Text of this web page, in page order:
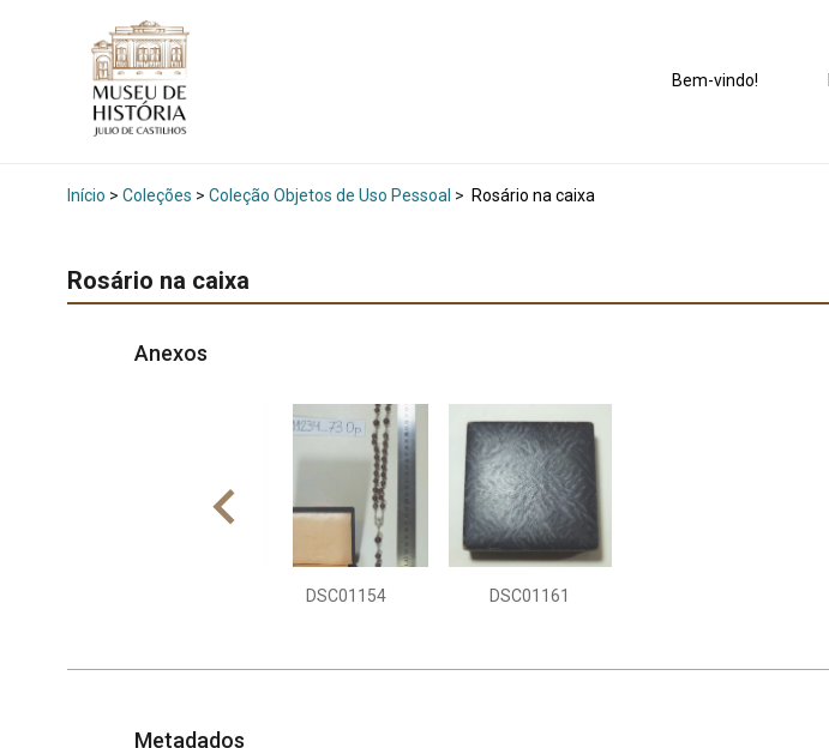
Bem-vindo!
Início > Coleções > Coleção Objetos de Uso Pessoal > Rosário na caixa
Rosário na caixa
Anexos
DSC01154 DSC01161
Metadados